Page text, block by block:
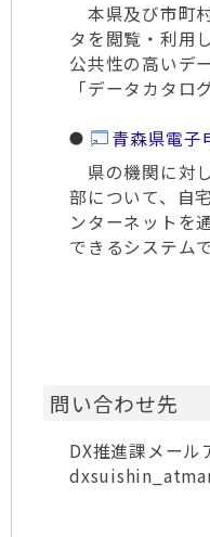
本県及び市町
タを閲覧・利用
公共性の高いデ
「データカタロ
青森県電子
県の機関に対
部について、自
ンターネットを
できるシステムで
問い合わせ先
DX推進課メール